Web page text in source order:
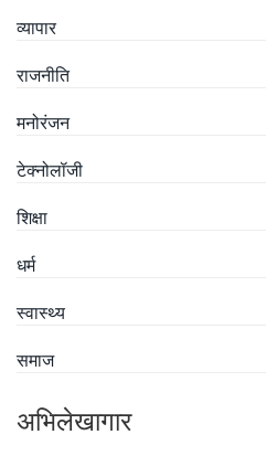
व्यापार
राजनीति
मनोरंजन
टेक्नोलॉजी
शिक्षा
धर्म
स्वास्थ्य
समाज
अभिलेखागार